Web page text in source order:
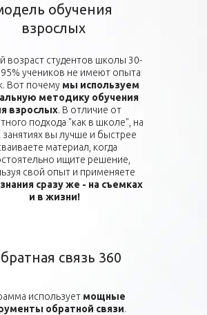
использует мощные
обратной связи.
связь 360
возраст студентов школы 30-
95% учеников не имеют опыта
Вот почему мы используем
методику обучения
взрослых. В отличие от
подхода "как в школе", на
занятиях вы лучше и быстрее
материал, когда
ищите решение,
свой опыт и применяете
сразу же - на съемках
и в жизни!
обучения
взрослых